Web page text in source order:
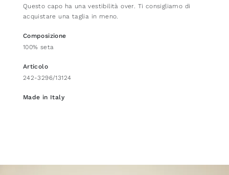
Questo capo ha una vestibilità over. Ti consigliamo di
acquistare una taglia in meno.
Composizione
100% seta
Articolo
242-3296/13124
Made in Italy